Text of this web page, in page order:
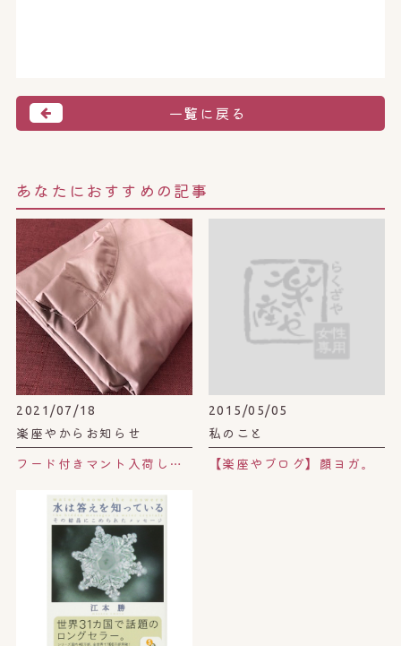
一覧に戻る
あなたにおすすめの記事
2021/07/18
楽座やからお知らせ
フード付きマント入荷しました！
2015/05/05
私のこと
【楽座やブログ】顔ヨガ。